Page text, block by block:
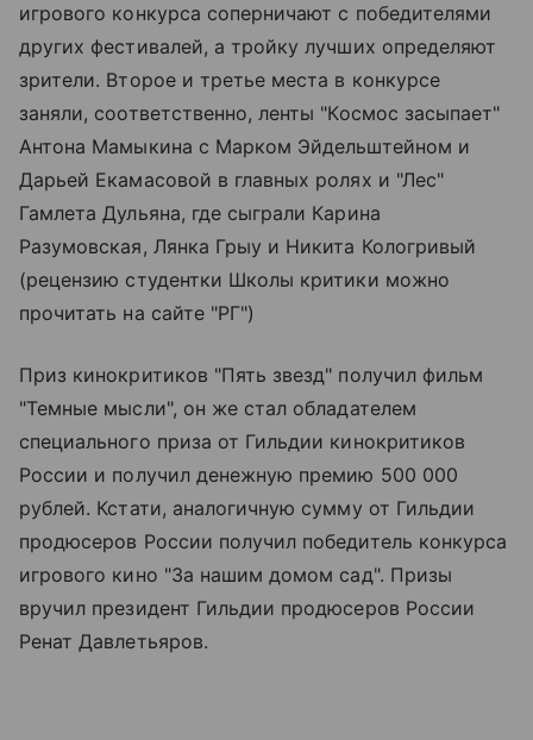
игрового конкурса соперничают с победителями
других фестивалей, а тройку лучших определяют
зрители. Второе и третье места в конкурсе
заняли, соответственно, ленты "Космос засыпает"
Антона Мамыкина с Марком Эйдельштейном и
Дарьей Екамасовой в главных ролях и "Лес"
Гамлета Дульяна, где сыграли Карина
Разумовская, Лянка Грыу и Никита Кологривый
(рецензию студентки Школы критики можно
прочитать на сайте "РГ")
Приз кинокритиков "Пять звезд" получил фильм
"Темные мысли", он же стал обладателем
специального приза от Гильдии кинокритиков
России и получил денежную премию 500 000
рублей. Кстати, аналогичную сумму от Гильдии
продюсеров России получил победитель конкурса
игрового кино "За нашим домом сад". Призы
вручил президент Гильдии продюсеров России
Ренат Давлетьяров.